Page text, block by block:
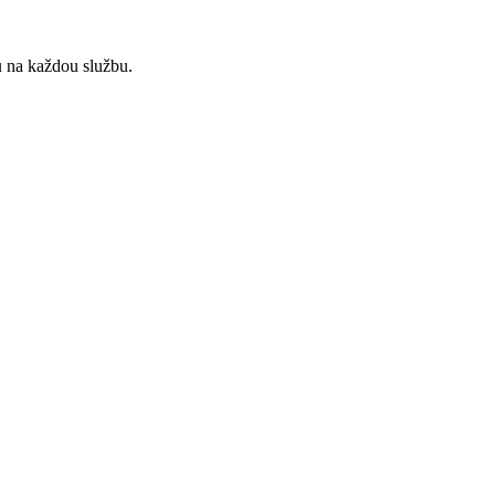
na každou službu.